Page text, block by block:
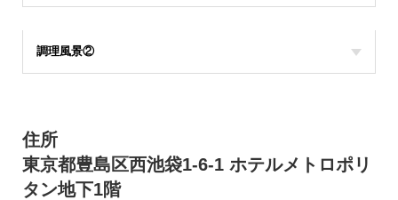
調理風景②
住所
東京都豊島区西池袋1-6-1 ホテルメトロポリ
タン地下1階